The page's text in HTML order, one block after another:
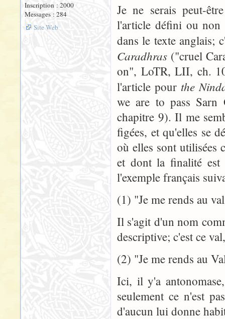
Inscription : 2000
Messages : 284
Site Web
Je ne serais peut-
l'article défini ou non
dans le texte anglais;
Caradhras ("cruel
on", LoTR, LII, ch.
l'article pour the
we are to pass
chapitre 9). Il me
figées, et qu'elles se
où elles sont utilisées
et dont la finalité est
l'exemple français
(1) "Je me rends au
Il s'agit d'un nom
descriptive; c'est ce
(2) "Je me rends au
Ici, il y'a
seulement ce n'est
d'aucun lui donne